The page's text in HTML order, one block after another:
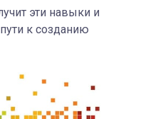
эти навыки и
к созданию